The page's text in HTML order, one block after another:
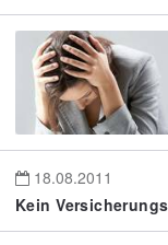
18.08.2011
Kein